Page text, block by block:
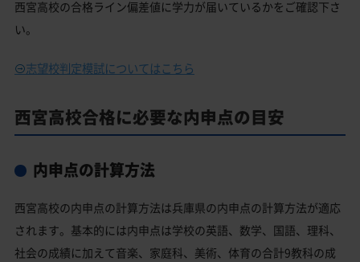
西宮高校の合格ライン偏差値に学力が届いているかをご確認下さ
い。
志望校判定模試についてはこちら
西宮高校合格に必要な内申点の目安
内申点の計算方法
西宮高校の内申点の計算方法は兵庫県の内申点の計算方法が適応
されます。基本的には内申点は学校の英語、数学、国語、理科、
社会の成績に加えて音楽、家庭科、美術、体育の合計9教科の成